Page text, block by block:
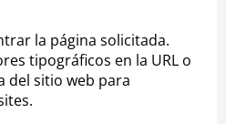
la página solicitada.
tipográficos en la URL o
del sitio web para